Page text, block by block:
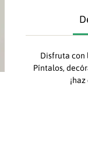
Disfruta con
Píntalos,